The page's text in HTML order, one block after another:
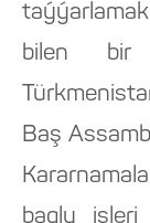
bilen bir
Baş
bagly